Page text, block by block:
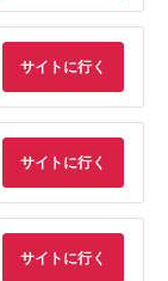
サイトに行く
サイトに行く
サイトに行く